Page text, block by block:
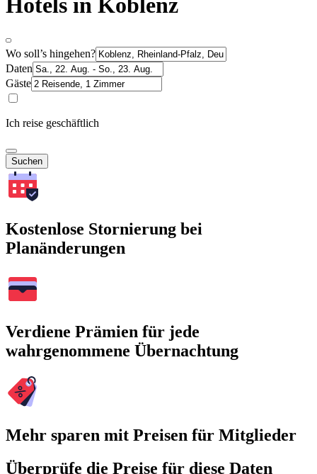
Hotels in Koblenz
Wo soll’s hingehen?
Daten
Gäste
Ich reise geschäftlich
Suchen
Kostenlose Stornierung bei
Planänderungen
Verdiene Prämien für jede
wahrgenommene Übernachtung
Mehr sparen mit Preisen für Mitglieder
Überprüfe die Preise für diese Daten